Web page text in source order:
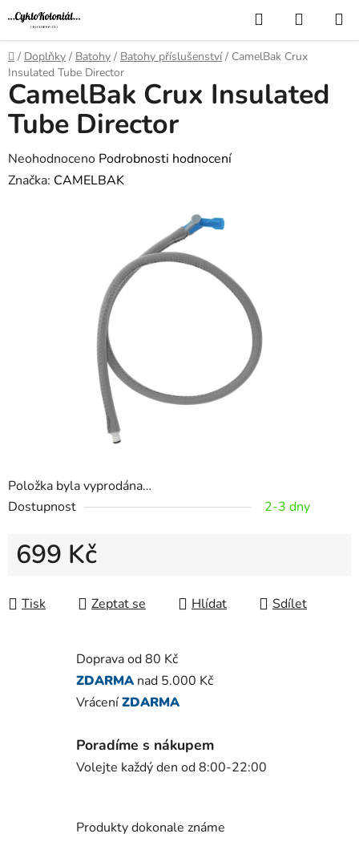
Přejít
na
obsah
Hledat
KOŠÍK
Domů
/ Doplňky / Batohy / Batohy příslušenství / CamelBak Crux
Insulated Tube Director
Položka byla vyprodána…
Dostupnost
2-3 dny
699 Kč
Tisk
Zeptat se Hlídat Sdílet
CamelBak Crux Insulated
Tube Director
Průměrné
hodnocení
Neohodnoceno Podrobnosti hodnocení
Značka: CAMELBAK
Doprava od 80 Kč
ZDARMA nad 5.000 Kč
VráceníZDARMA
Poradíme s nákupem
Volejte každý den od 8:00-22:00
Produkty dokonale známe